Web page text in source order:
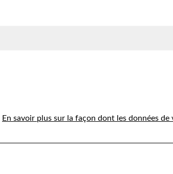
En savoir plus sur la façon dont les données de